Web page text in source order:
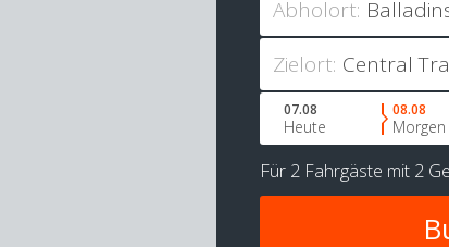
Abholort:
Zielort:
07.08
Heute
08.08
Morgen
Für 2 Fahrgäste mit 2